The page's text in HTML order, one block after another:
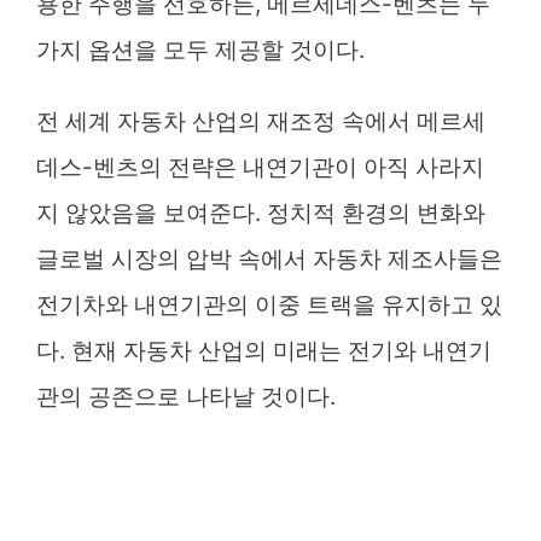
가지 옵션을 모두 제공할 것이다.
전 세계 자동차 산업의 재조정 속에서 메르세
데스-벤츠의 전략은 내연기관이 아직 사라지
지 않았음을 보여준다. 정치적 환경의 변화와
글로벌 시장의 압박 속에서 자동차 제조사들은
전기차와 내연기관의 이중 트랙을 유지하고 있
다. 현재 자동차 산업의 미래는 전기와 내연기
관의 공존으로 나타날 것이다.